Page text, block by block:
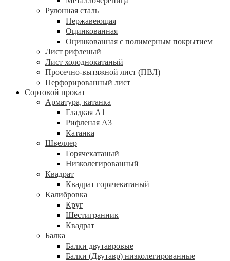
Рулонная сталь
Нержавеющая
Оцинкованная
Оцинкованная с полимерным покрытием
Лист рифленый
Лист холоднокатаный
Просечно-вытяжной лист (ПВЛ)
Перфорированный лист
Сортовой прокат
Арматура, катанка
Гладкая А1
Рифленая А3
Катанка
Швеллер
Горячекатаный
Низколегированный
Квадрат
Квадрат горячекатаный
Калибровка
Круг
Шестигранник
Квадрат
Балка
Балки двутавровые
Балки (Двутавр) низколегированные